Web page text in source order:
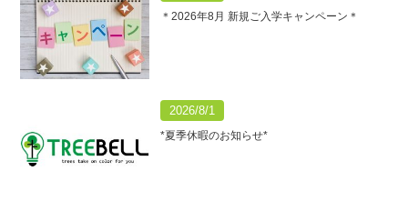
＊2026年8月 新規ご入学キャンペーン＊
2026/8/1
*夏季休暇のお知らせ*